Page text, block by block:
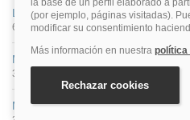
Lourinha
6 hoteles
Maceira
3 hoteles
Mafra Localidad